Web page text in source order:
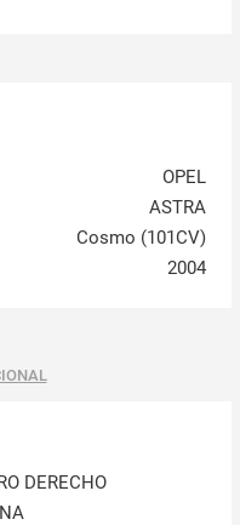
OPEL
ASTRA
Cosmo (101CV)
2004
DERECHO